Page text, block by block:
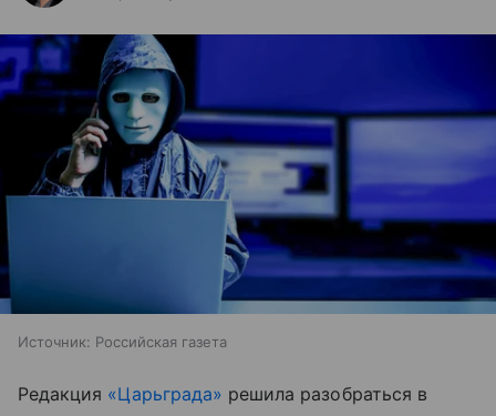
Источник: Российская газета
Редакция «Царьграда» решила разобраться в